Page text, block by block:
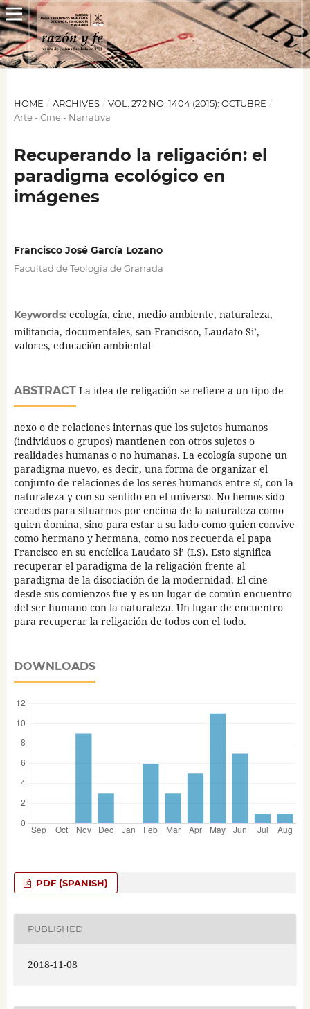
HOME / ARCHIVES / VOL. 272 NO. 1404 (2015): OCTUBRE /
Arte - Cine - Narrativa
Recuperando la religación: el
paradigma ecológico en
imágenes
Francisco José García Lozano
Facultad de Teología de Granada
Keywords: ecología, cine, medio ambiente, naturaleza,
militancia, documentales, san Francisco, Laudato Si’,
valores, educación ambiental
ABSTRACTLa idea de religación se refiere a un tipo de
nexo o de relaciones internas que los sujetos humanos
(individuos o grupos) mantienen con otros sujetos o
realidades humanas o no humanas. La ecología supone un
paradigma nuevo, es decir, una forma de organizar el
conjunto de relaciones de los seres humanos entre sí, con la
naturaleza y con su sentido en el universo. No hemos sido
creados para situarnos por encima de la naturaleza como
quien domina, sino para estar a su lado como quien convive
como hermano y hermana, como nos recuerda el papa
Francisco en su encíclica Laudato Si’ (LS). Esto significa
recuperar el paradigma de la religación frente al
paradigma de la disociación de la modernidad. El cine
desde sus comienzos fue y es un lugar de común encuentro
del ser humano con la naturaleza. Un lugar de encuentro
para recuperar la religación de todos con el todo.
DOWNLOADS
PDF (SPANISH)
PUBLISHED
2018-11-08